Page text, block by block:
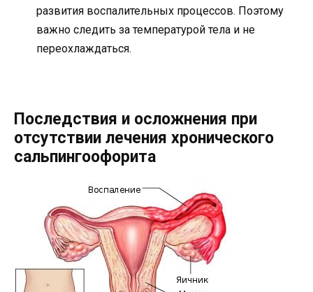
развития воспалительных процессов. Поэтому
важно следить за температурой тела и не
переохлаждаться.
Последствия и осложнения при
отсутствии лечения хронического
сальпингоофорита